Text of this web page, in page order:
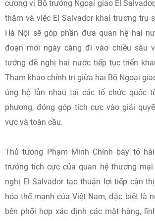
cương vị Bộ trưởng Ngoại giao El
thăm và việc El Salvador khai trương trụ
Hà Nội sẽ góp phần đưa quan hệ hai
đoạn mới ngày càng đi vào chiều sâu
tướng đề nghị hai nước tiếp tục triển
Tham khảo chính trị giữa hai Bộ Ngoại
ủng hộ lẫn nhau tại các tổ chức quốc
phương, đóng góp tích cực vào giải
vực và toàn cầu.
Thủ tướng Phạm Minh Chính bày tỏ
trưởng tích cực của quan hệ thương
nghị El Salvador tạo thuận lợi tiếp cận
hóa thế mạnh của Việt Nam, đặc biệt là
bên phối hợp xác định các mặt hàng,